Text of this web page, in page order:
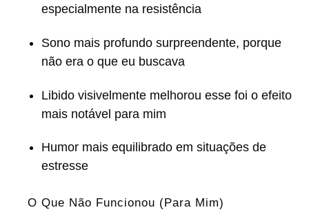
especialmente na resistência
Sono mais profundo surpreendente, porque
não era o que eu buscava
Libido visivelmente melhorou esse foi o efeito
mais notável para mim
Humor mais equilibrado em situações de
estresse
O Que Não Funcionou (Para Mim)